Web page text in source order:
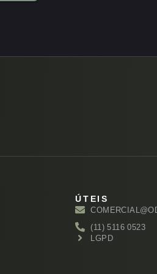
ÚTEIS
(11) 5116 0523
LGPD